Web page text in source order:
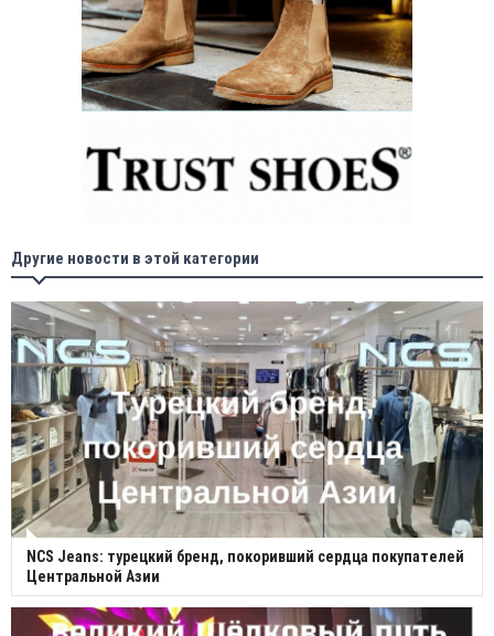
Другие новости в этой категории
NCS Jeans: турецкий бренд, покоривший сердца покупателей
Центральной Азии